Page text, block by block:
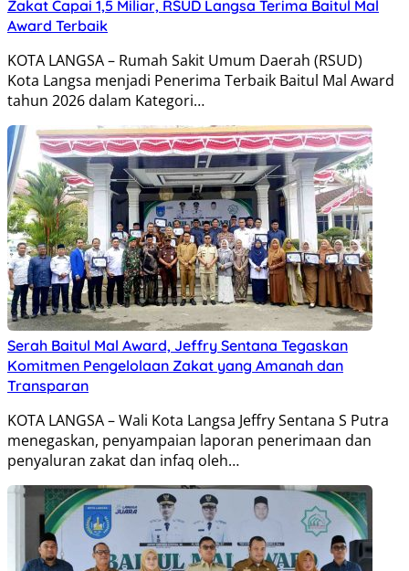
Zakat Capai 1,5 Miliar, RSUD Langsa Terima Baitul Mal
Award Terbaik
KOTA LANGSA – Rumah Sakit Umum Daerah (RSUD)
Kota Langsa menjadi Penerima Terbaik Baitul Mal Award
tahun 2026 dalam Kategori…
Serah Baitul Mal Award, Jeffry Sentana Tegaskan
Komitmen Pengelolaan Zakat yang Amanah dan
Transparan
KOTA LANGSA – Wali Kota Langsa Jeffry Sentana S Putra
menegaskan, penyampaian laporan penerimaan dan
penyaluran zakat dan infaq oleh…